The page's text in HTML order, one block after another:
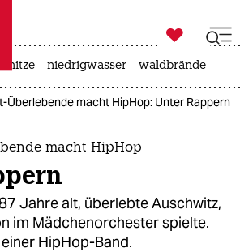
taz zahl ich
taz zahl ich

taz zahl ich
hitze niedrigwasser waldbrände
Überlebende macht HipHop: Unter Rappern
macht HipHop
Jahre alt, überlebte Auschwitz,
im Mädchenorchester spielte.
HipHop-Band.